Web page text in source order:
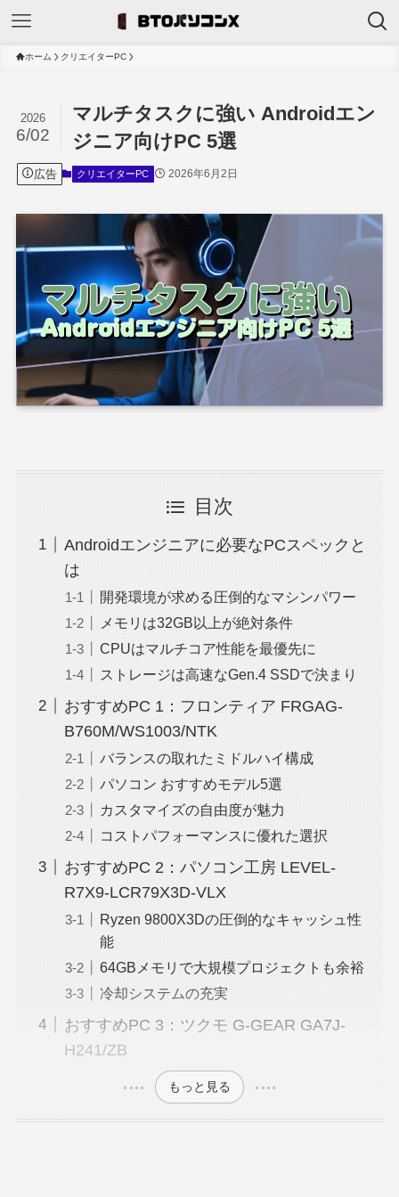
ホーム クリエイターPC
マルチタスクに強い Androidエン
ジニア向けPC 5選
2026
6/02
広告 クリエイターPC 2026年6月2日
目次
Androidエンジニアに必要なPCスペックと
は
開発環境が求める圧倒的なマシンパワー
メモリは32GB以上が絶対条件
CPUはマルチコア性能を最優先に
ストレージは高速なGen.4 SSDで決まり
おすすめPC 1：フロンティア FRGAG-
B760M/WS1003/NTK
バランスの取れたミドルハイ構成
パソコン おすすめモデル5選
カスタマイズの自由度が魅力
コストパフォーマンスに優れた選択
おすすめPC 2：パソコン工房 LEVEL-
R7X9-LCR79X3D-VLX
Ryzen 9800X3Dの圧倒的なキャッシュ性
能
64GBメモリで大規模プロジェクトも余裕
冷却システムの充実
おすすめPC 3：ツクモ G-GEAR GA7J-
H241/ZB
もっと見る